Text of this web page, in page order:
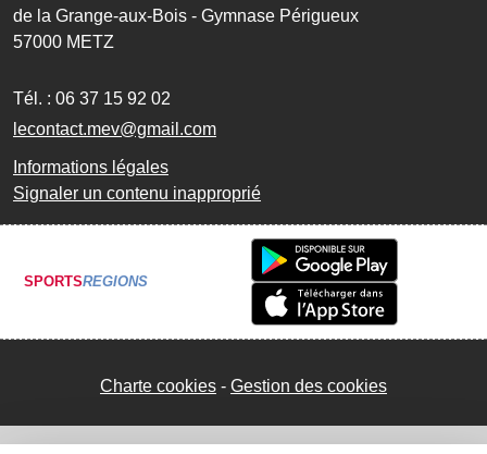
de la Grange-aux-Bois - Gymnase Périgueux
57000 METZ
Tél. : 06 37 15 92 02
lecontact.mev@gmail.com
Informations légales
Signaler un contenu inapproprié
SPORTSREGIONS
Charte cookies Gestion des cookies